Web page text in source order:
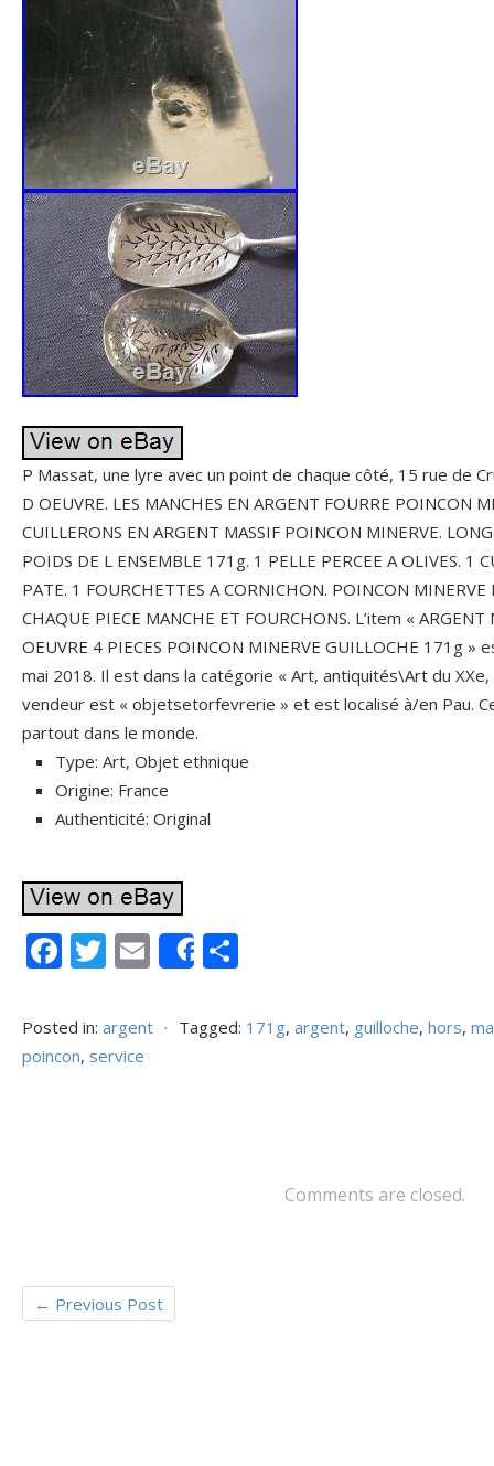
P Massat, une lyre avec un point de chaque côté, 15 rue de
D OEUVRE. LES MANCHES EN ARGENT FOURRE POINCON
CUILLERONS EN ARGENT MASSIF POINCON MINERVE.
POIDS DE L ENSEMBLE 171g. 1 PELLE PERCEE A OLIVES. 1
PATE. 1 FOURCHETTES A CORNICHON. POINCON MINERVE
CHAQUE PIECE MANCHE ET FOURCHONS. L’item « ARGENT
OEUVRE 4 PIECES POINCON MINERVE GUILLOCHE 171g
mai 2018. Il est dans la catégorie « Art, antiquités\Art du
vendeur est « objetsetorfevrerie » et est localisé à/en Pau.
partout dans le monde.
Type: Art, Objet ethnique
Origine: France
Authenticité: Original
F
e
b
T
itt
er
E
ai
Share
ta
Posted in: argent ⋅ Tagged: 171g, argent, guilloche, hors,
poincon, service
Comments are closed.
← Previous Post